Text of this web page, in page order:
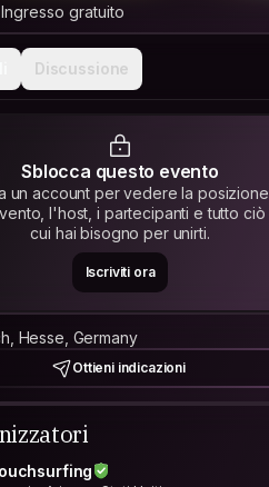
Ingresso gratuito
Discussione
Sblocca questo evento
un account per vedere la posizione
l'host, i partecipanti e tutto ciò
cui hai bisogno per unirti.
Iscriviti ora
Hesse, Germany
Ottieni indicazioni